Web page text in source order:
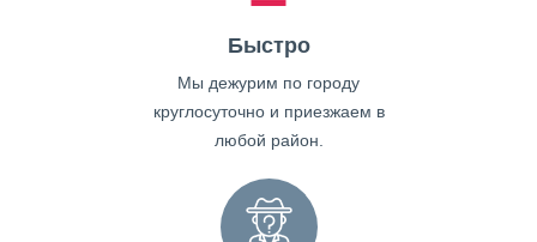
Быстро
Мы дежурим по городу
круглосуточно и приезжаем в
любой район.